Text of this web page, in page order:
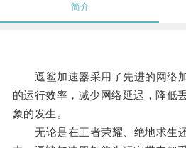
简介
逗鲨加速器采用了先进的网络
的运行效率，减少网络延迟，降低
象的发生。
无论是在王者荣耀、绝地求生